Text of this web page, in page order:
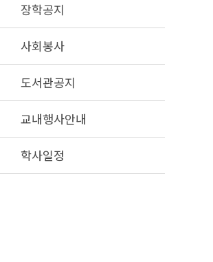
장학공지
사회봉사
도서관공지
교내행사안내
학사일정